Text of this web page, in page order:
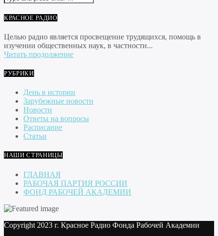
КРАСНОЕ РАДИО
Целью радио является просвещение трудящихся, помощь в
изучении общественных наук, в частности...
Читать продолжение
РУБРИКИ
День в истории
Зарубежные новости
Новости
Ответы на вопросы
Расписание
Статьи
НАШИ СТРАНИЦЫ
ГЛАВНАЯ
РАБОЧАЯ ПАРТИЯ РОССИИ
ФОНД РАБОЧЕЙ АКАДЕМИИ
Copyright 2023 г. Красное Радио Фонда Рабочей Академии